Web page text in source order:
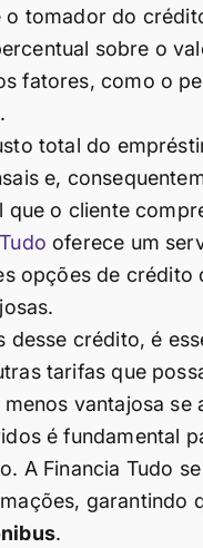
tomador do
sobre o
fatores, como o
total do
e,
que o cliente
oferece um
opções de
desse crédito, é
tarifas que
vantajosa se
é fundamental
A Financia Tudo
garantindo
.